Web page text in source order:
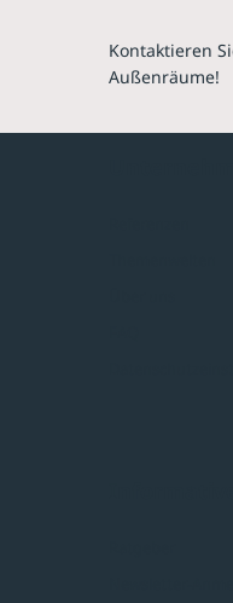
Kontaktieren
Außenräume!